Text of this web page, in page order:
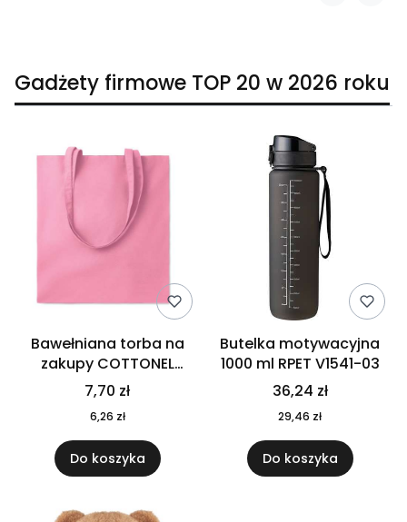
Gadżety firmowe TOP 20 w 2026 roku
Bawełniana torba na
zakupy COTTONEL
COLOUR++ MO9846-11
7,70 zł
6,26 zł
Do koszyka
Butelka motywacyjna
1000 ml RPET V1541-03
36,24 zł
29,46 zł
Do koszyka